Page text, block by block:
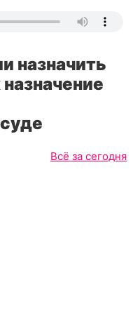
назначить
Всё за сегодня